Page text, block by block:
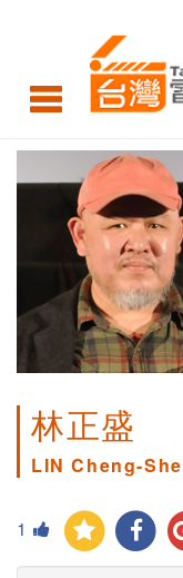
林正盛
LIN Cheng-
1